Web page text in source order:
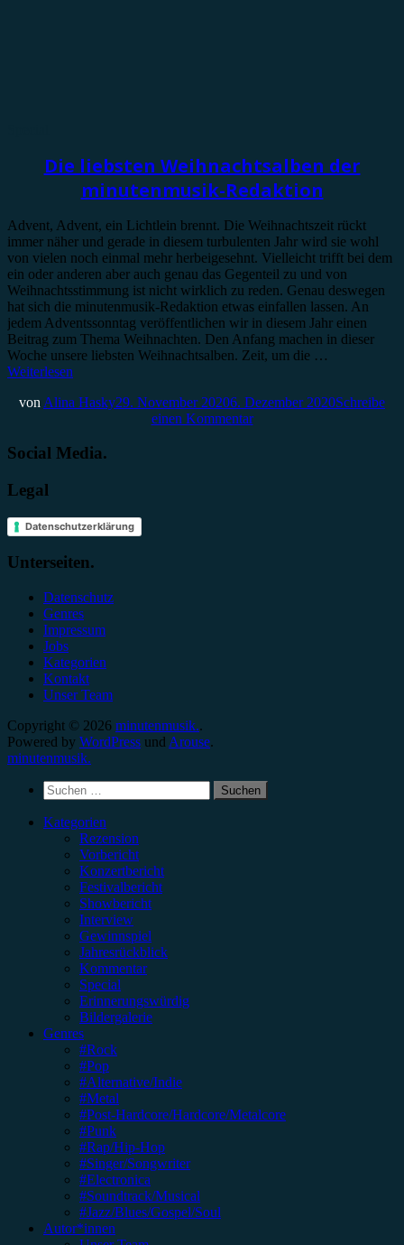
Die liebsten Weihnachtsalben der
minutenmusik-Redaktion
Advent, Advent, ein Lichtlein brennt. Die Weihnachtszeit rückt
immer näher und gerade in diesem turbulenten Jahr wird sie wohl
von vielen noch einmal mehr herbeigesehnt. Vielleicht trifft bei dem
ein oder anderen aber auch genau das Gegenteil zu und von
Weihnachtsstimmung ist nicht wirklich zu reden. Genau deswegen
hat sich die minutenmusik-Redaktion etwas einfallen lassen. An
jedem Adventssonntag veröffentlichen wir in diesem Jahr einen
Beitrag zum Thema Weihnachten. Den Anfang machen in dieser
Woche unsere liebsten Weihnachtsalben. Zeit, um die …
Weiterlesen
von Alina Hasky29. November 20206. Dezember 2020Schreibe
einen Kommentar
Social Media.
Legal
Datenschutzerklärung
Unterseiten.
Datenschutz
Genres
Impressum
Jobs
Kategorien
Kontakt
Unser Team
Copyright © 2026 minutenmusik..
Powered by WordPress und Arouse.
minutenmusik.
Suchen
nach:
Kategorien
Rezension
Vorbericht
Konzertbericht
Festivalbericht
Showbericht
Interview
Gewinnspiel
Jahresrückblick
Kommentar
Special
Erinnerungswürdig
Bildergalerie
Genres
#Rock
#Pop
#Alternative/Indie
#Metal
#Post-Hardcore/Hardcore/Metalcore
#Punk
#Rap/Hip-Hop
#Singer/Songwriter
#Electronica
#Soundtrack/Musical
#Jazz/Blues/Gospel/Soul
Autor*innen